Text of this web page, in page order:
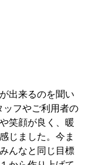
出来るのを聞い
ッフやご利用者の
笑顔が良く、暖
じました。今ま
んなと同じ目標